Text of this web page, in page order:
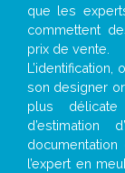
que les
commettent
prix de vente.
L’identification,
son designer
plus
l’expert en